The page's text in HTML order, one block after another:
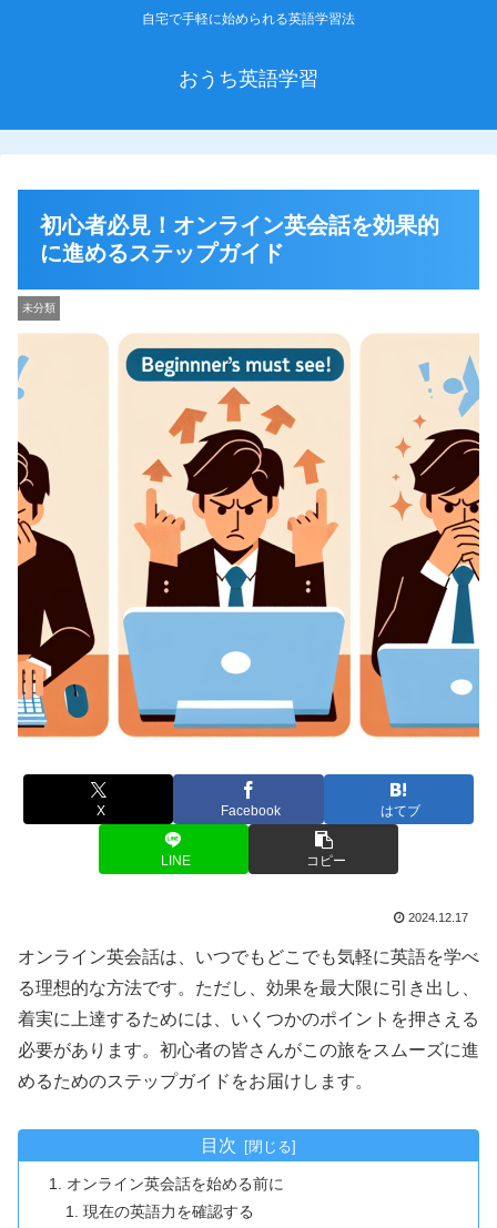
自宅で手軽に始められる英語学習法
おうち英語学習
初心者必見！オンライン英会話を効果的
に進めるステップガイド
未分類
X Facebook はてブ
LINE コピー
2024.12.17
オンライン英会話は、いつでもどこでも気軽に英語を学べ
る理想的な方法です。ただし、効果を最大限に引き出し、
着実に上達するためには、いくつかのポイントを押さえる
必要があります。初心者の皆さんがこの旅をスムーズに進
めるためのステップガイドをお届けします。
目次
オンライン英会話を始める前に
現在の英語力を確認する